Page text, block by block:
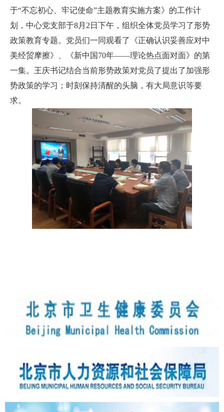
于“不忘初心、牢记使命”主题教育实施方案》的工作计
划，中心党支部于8月2日下午，组织全体党员学习了形势
政策教育专题。党员们一同观看了《正确认识妥善应对中
美经贸摩擦》、《新中国70年——理论热点面对面》的第
一集。王庆书记结合当前形势政策对党员了提出了加强形
势政策的学习；时刻保持清醒的头脑，有大局意识等要
求。